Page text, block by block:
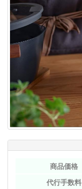
商品価格
代行手数料